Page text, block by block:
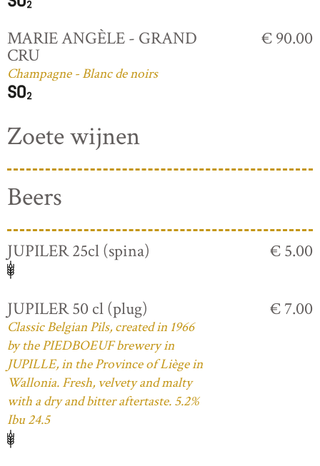
MARIE ANGÈLE - GRAND
CRU
Champagne - Blanc de noirs
€ 90.00
Zoete wijnen
Beers
JUPILER 25cl (spina) € 5.00
JUPILER 50 cl (plug)
Classic Belgian Pils, created in 1966
by the PIEDBOEUF brewery in
JUPILLE, in the Province of Liège in
Wallonia. Fresh, velvety and malty
with a dry and bitter aftertaste. 5.2%
Ibu 24.5
€ 7.00